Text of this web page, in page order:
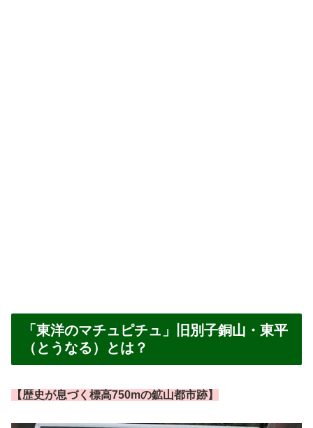
「東洋のマチュピチュ」旧別子銅山・東平
（とうなる）とは？
【歴史が息づく標高750mの鉱山都市跡】